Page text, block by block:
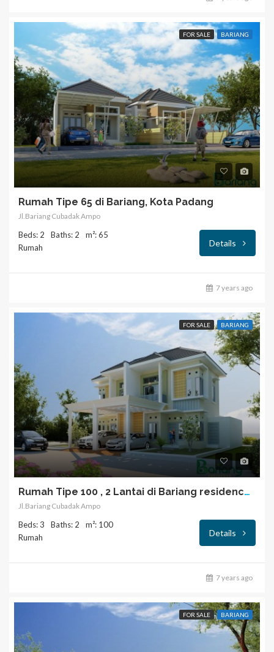
FOR SALE BARIANG
Rumah Tipe 65 di Bariang, Kota Padang
Jl.Bariang Cubadak Ampo
Beds: 2 Baths: 2
m²: 65
Rumah
Details
7 years ago
FOR SALE BARIANG
Rumah Tipe 100 , 2 Lantai di Bariang residence, Kota Padang
Jl.Bariang Cubadak Ampo
Beds: 3 Baths: 2
m²: 100
Rumah
Details
7 years ago
FOR SALE BARIANG